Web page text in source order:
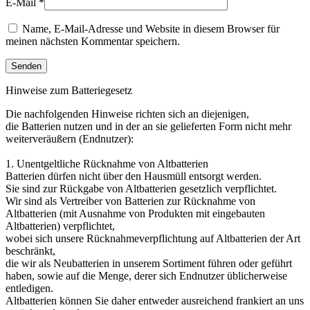
Name, E-Mail-Adresse und Website in diesem Browser für
meinen nächsten Kommentar speichern.
Hinweise zum Batteriegesetz
Die nachfolgenden Hinweise richten sich an diejenigen,
die Batterien nutzen und in der an sie gelieferten Form nicht mehr
weiterveräußern (Endnutzer):
1. Unentgeltliche Rücknahme von Altbatterien
Batterien dürfen nicht über den Hausmüll entsorgt werden.
Sie sind zur Rückgabe von Altbatterien gesetzlich verpflichtet.
Wir sind als Vertreiber von Batterien zur Rücknahme von
Altbatterien (mit Ausnahme von Produkten mit eingebauten
Altbatterien) verpflichtet,
wobei sich unsere Rücknahmeverpflichtung auf Altbatterien der Art
beschränkt,
die wir als Neubatterien in unserem Sortiment führen oder geführt
haben, sowie auf die Menge, derer sich Endnutzer üblicherweise
entledigen.
Altbatterien können Sie daher entweder ausreichend frankiert an uns